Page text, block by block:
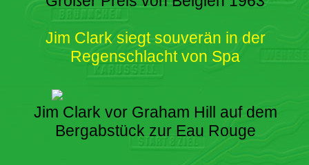
Jim Clark siegt souverän in der
Regenschlacht von Spa
Jim Clark vor Graham Hill auf dem
Bergabstück zur Eau Rouge